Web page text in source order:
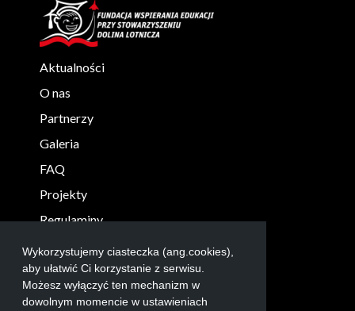
Wykorzystujemy ciasteczka (ang.cookies),
aby ułatwić Ci korzystanie z serwisu.
Możesz wyłączyć ten mechanizm w
dowolnym momencie w ustawieniach
Aktualności
O nas
Partnerzy
Galeria
FAQ
Projekty
Regulaminy
KONTAKT
info@robolab.edu.pl
+48 17 865 3004